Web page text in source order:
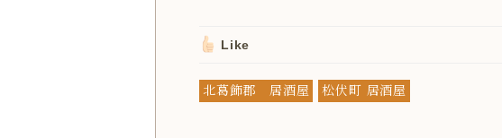
Like
北葛飾郡 居酒屋 松伏町 居酒屋